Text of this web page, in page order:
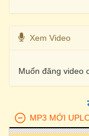
Xem Video
Muốn đăng video
MP3 MỚI